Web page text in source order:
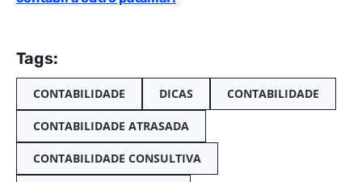
Tags:
CONTABILIDADE DICAS CONTABILIDADE
CONTABILIDADE ATRASADA
CONTABILIDADE CONSULTIVA